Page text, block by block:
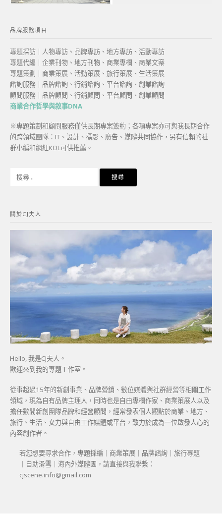
品牌服務項目
專題採訪｜人物專訪、品牌專訪、地方專訪、活動專訪
專題代編｜企業刊物、地方刊物、商業專欄、商業文案
專題策劃｜商業策展、活動策展、旅行策展、生活策展
諮詢服務｜品牌諮詢、行銷諮詢、平台諮詢、創業諮詢
顧問服務｜品牌顧問、行銷顧問、平台顧問、創業顧問
商業合作哲學與敘事DNA
※專題策劃和顧問服務僅供長期專案簽約；各項專案亦可與我長期合作
的跨領域團隊：IT、設計、攝影、廣告、媒體共同協作，另有信賴的社
群小編和網紅KOL可供推薦。
字:
關於CJ夫人
Hello, 我是CJ夫人。
歡迎來到我的專題工作室。
從事超過15年的新創事業、品牌營銷、數位媒體與社群經營等相關工作
領域，現為自有品牌主理人，同時也是自由專欄作家、商業策展人以及
擔任數間新創團隊品牌和經營顧問，經常發表個人觀點於商業、地方、
旅行、生活、女力與自由工作媒體或平台，致力於成為一位啟發人心的
內容創作者。
若您想要尋求合作，專題採編｜商業策展｜品牌諮詢｜旅行專題
｜自助滑雪｜海內外媒體團，請直接與我聯繫：
cjscene.info@gmail.com